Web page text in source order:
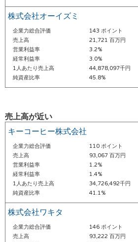
株式会社オーイズミ
企業力総合評価
143 ポイント
売上高
21,721 百万円
営業利益率
3.2%
経常利益率
3.0%
1人あたり売上高
44,878,097千円
純資産比率
45.8%
売上高が近い
キーコーヒー株式会社
企業力総合評価
110 ポイント
売上高
93,067 百万円
営業利益率
1.2%
経常利益率
1.4%
1人あたり売上高
34,726,492千円
純資産比率
41.1%
株式会社ワキタ
企業力総合評価
146 ポイント
売上高
93,222 百万円